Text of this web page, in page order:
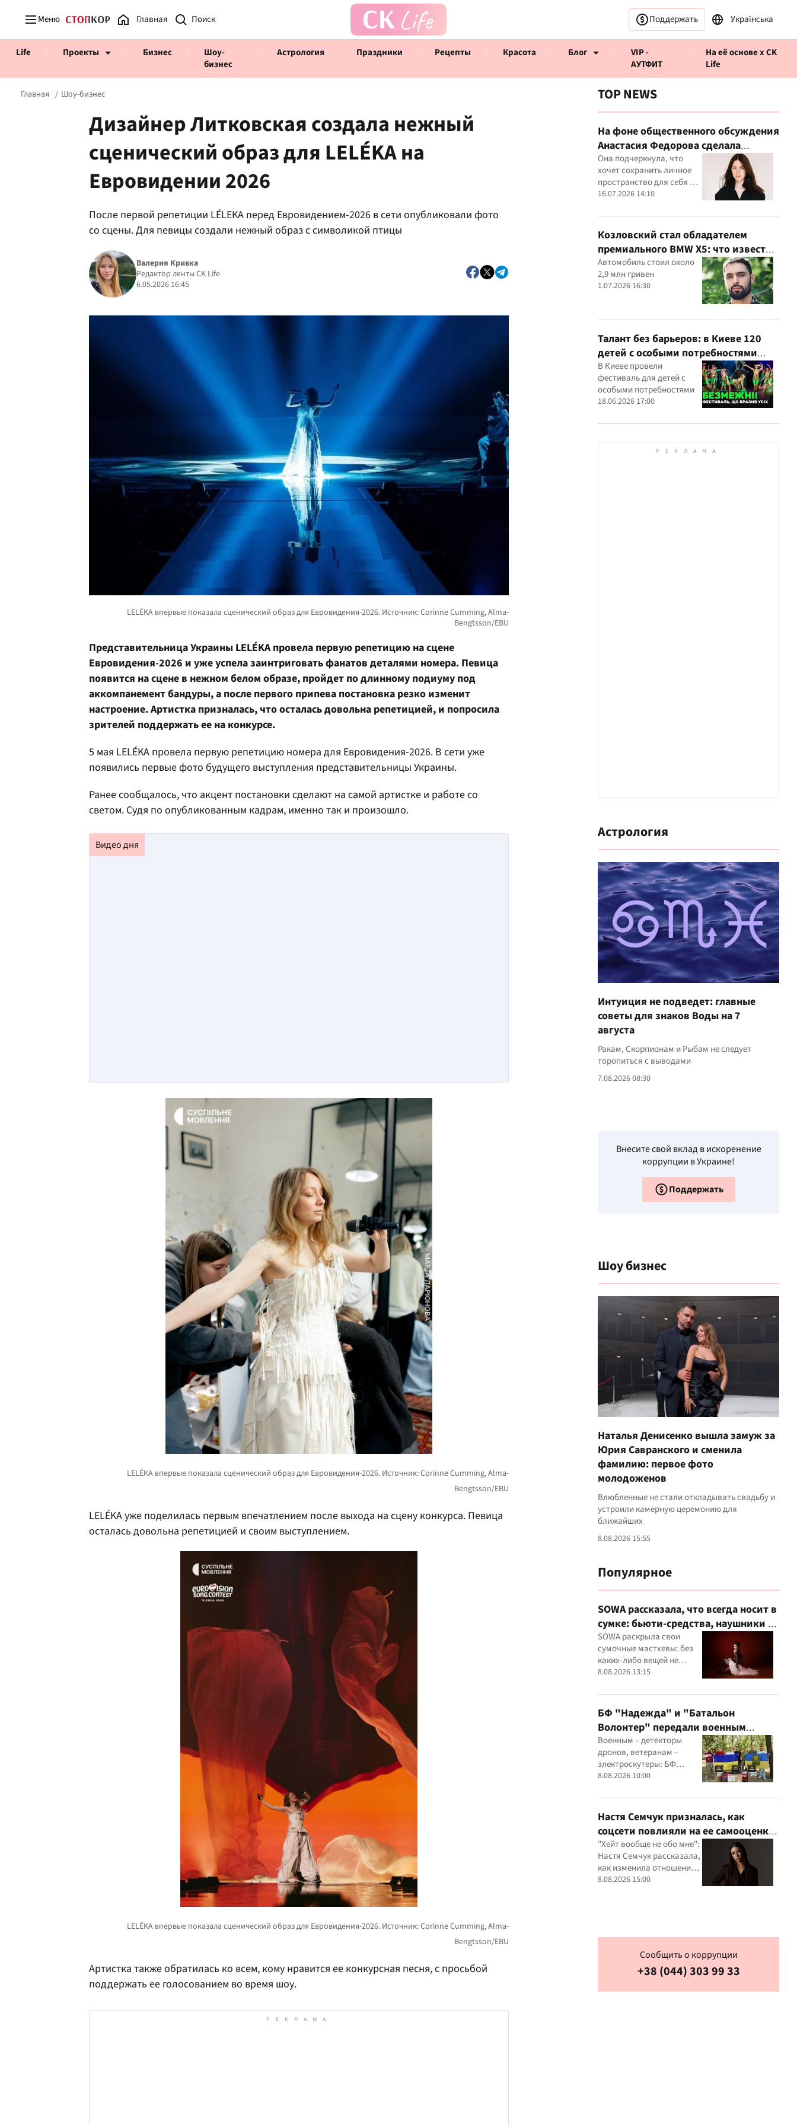
Меню Главная Поддержать Українська
Life Проекты Бизнес
Шоу-
бизнес
Астрология Праздники Рецепты Красота Блог
VIP -
АУТФИТ
На её основе x CK
Life
ВІДВЕРТІ Говорят инфлюенсеры
Главная Шоу-бизнес
Дизайнер Литковская создала нежный
сценический образ для LELÉKA на
Евровидении 2026
После первой репетиции LÉLEKA перед Евровидением-2026 в сети опубликовали фото
со сцены. Для певицы создали нежный образ с символикой птицы
Валерия Кривка
Редактор ленты CK Life
6.05.2026 16:45
Представительница Украины LELÉKA провела первую репетицию на сцене
Евровидения-2026 и уже успела заинтриговать фанатов деталями номера. Певица
появится на сцене в нежном белом образе, пройдет по длинному подиуму под
аккомпанемент бандуры, а после первого припева постановка резко изменит
настроение. Артистка призналась, что осталась довольна репетицией, и попросила
зрителей поддержать ее на конкурсе.
5 мая LELÉKA провела первую репетицию номера для Евровидения-2026. В сети уже
появились первые фото будущего выступления представительницы Украины.
Ранее сообщалось, что акцент постановки сделают на самой артистке и работе со
светом. Судя по опубликованным кадрам, именно так и произошло.
LELÉKA уже поделилась первым впечатлением после выхода на сцену конкурса. Певица
осталась довольна репетицией и своим выступлением.
Артистка также обратилась ко всем, кому нравится ее конкурсная песня, с просьбой
поддержать ее голосованием во время шоу.
TOP NEWS
На фоне общественного обсуждения
Анастасия Федорова сделала
публичное заявление
Она подчеркнула, что
хочет сохранить личное
пространство для себя и
своего ребенка
16.07.2026 14:10
Козловский стал обладателем
премиального BMW X5: что известно
о покупке
Автомобиль стоил около
2,9 млн гривен
1.07.2026 16:30
Талант без барьеров: в Киеве 120
детей с особыми потребностями
выступили на всеукраинском
фестивале
В Киеве провели
фестиваль для детей с
особыми потребностями
18.06.2026 17:00
Астрология
Интуиция не подведет: главные
советы для знаков Воды на 7
августа
Ракам, Скорпионам и Рыбам не следует
торопиться с выводами
7.08.2026 08:30
Внесите свой вклад в искоренение
коррупции в Украине!
Поддержать
Шоу бизнес
Наталья Денисенко вышла замуж за
Юрия Савранского и сменила
фамилию: первое фото
молодоженов
Влюбленные не стали откладывать свадьбу и
устроили камерную церемонию для
ближайших
8.08.2026 15:55
Популярное
SOWA рассказала, что всегда носит в
сумке: бьюти-средства, наушники и
флешки с музыкой
SOWA раскрыла свои
сумочные мастхевы: без
каких-либо вещей не
выходит из дома
8.08.2026 13:15
БФ "Надежда" и "Батальон
Волонтер" передали военным
детекторы дронов, Starlink и
генераторы
Военным – детекторы
дронов, ветеранам –
электроскутеры: БФ
"Надежда" и "Батальон
миссию
8.08.2026 10:00
Настя Семчук призналась, как
соцсети повлияли на ее самооценку:
"Я стала сомневаться в себе"
"Хейт вообще не обо мне":
Настя Семчук рассказала,
как изменила отношение к
критике
8.08.2026 15:00
Сообщить о коррупции
+38 (044) 303 99 33